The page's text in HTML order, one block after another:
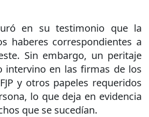
en su testimonio que la
haberes correspondientes a
Sin embargo, un peritaje
intervino en las firmas de los
y otros papeles requeridos
lo que deja en evidencia
que se sucedían.